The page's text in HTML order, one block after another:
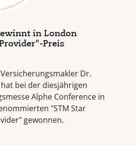
in London
Preis
Dr.
bei der diesjährigen
Alphe Conference in
"STM Star
gewonnen.